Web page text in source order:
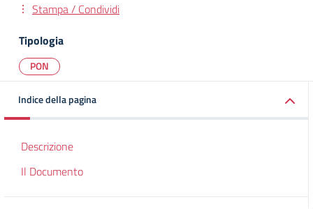
Stampa / Condividi
Tipologia
PON
Indice della pagina
Descrizione
Il Documento